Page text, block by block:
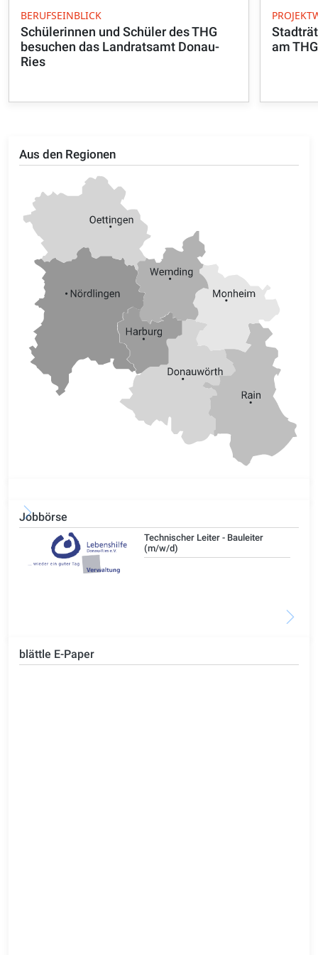
Aus den Regionen
Jobbörse
Technischer Leiter - Bauleiter
(m/w/d)
blättle E-Paper
BERUFSEINBLICK
Schülerinnen und Schüler des THG
besuchen das Landratsamt Donau-
Ries
am